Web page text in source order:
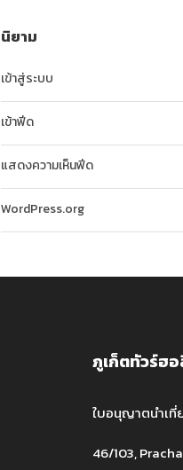
นิยาม
เข้าสู่ระบบ
เข้าฟีด
แสดงความเห็นฟีด
WordPress.org
ภูเก็ตทัวร์ฮอ
ใบอนุญาตนำเที่
46/103,